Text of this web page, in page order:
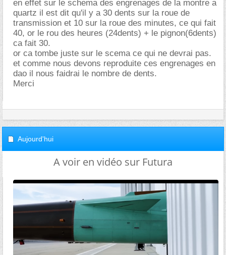
en effet sur le schema des engrenages de la montre a
quartz il est dit qu'il y a 30 dents sur la roue de
transmission et 10 sur la roue des minutes, ce qui fait
40, or le rou des heures (24dents) + le pignon(6dents)
ca fait 30.
or ca tombe juste sur le scema ce qui ne devrai pas.
et comme nous devons reproduite ces engrenages en
dao il nous faidrai le nombre de dents.
Merci
Aujourd'hui
A voir en vidéo sur Futura